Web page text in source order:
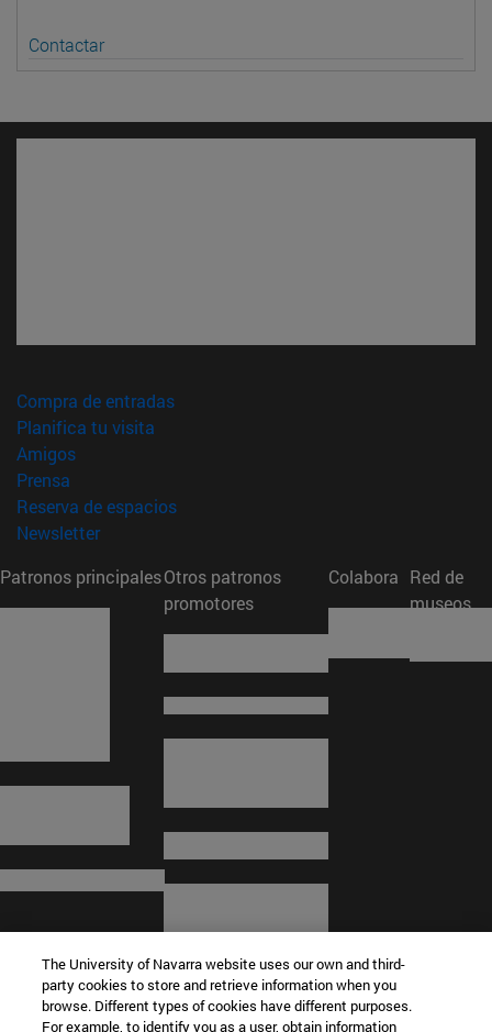
Contactar
Compra de entradas(abre en nueva ventana)
Planifica tu visita
Amigos(abre en nueva ventana)
Prensa
Reserva de espacios(abre en nueva ventana)
Newsletter(abre en nueva ventana)
Patronos principalesOtros patronos
promotores
Colabora Red de
museos
The University of Navarra website uses our own and third-
party cookies to store and retrieve information when you
browse. Different types of cookies have different purposes.
For example, to identify you as a user, obtain information